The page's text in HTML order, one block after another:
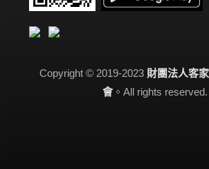
Copyright © 2019-2023 財團法人客
會。All rights reserved.